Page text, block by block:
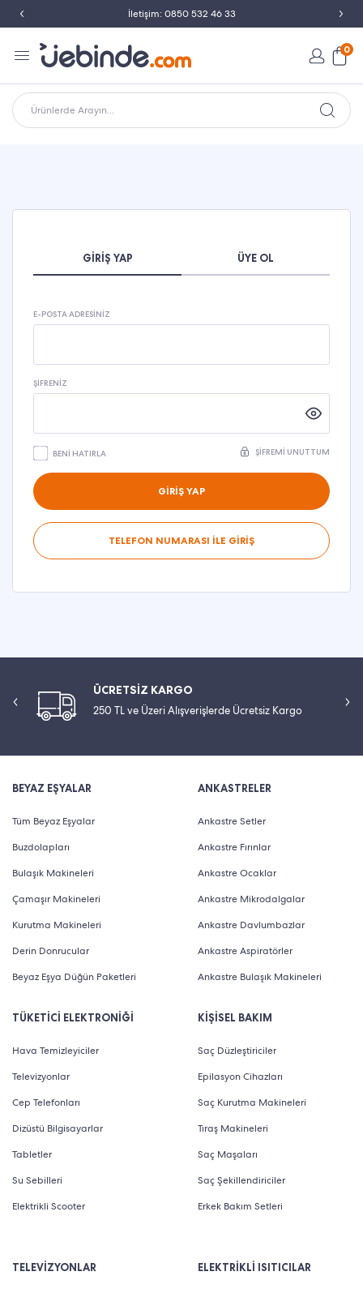
İletişim: 0850 532 46 33
0
Ürünlerde Arayın...
GIRIŞ YAP ÜYE OL
E-POSTA ADRESINIZ
ŞIFRENIZ
BENI HATIRLA ŞIFREMI UNUTTUM
GİRİŞ YAP
TELEFON NUMARASI İLE GİRİŞ
ÜCRETSİZ KARGO
250 TL ve Üzeri Alışverişlerde Ücretsiz Kargo
BEYAZ EŞYALAR
Tüm Beyaz Eşyalar
Buzdolapları
Bulaşık Makineleri
Çamaşır Makineleri
Kurutma Makineleri
Derin Donrucular
Beyaz Eşya Düğün Paketleri
TÜKETİCİ ELEKTRONİĞİ
Hava Temizleyiciler
Televizyonlar
Cep Telefonları
Dizüstü Bilgisayarlar
Tabletler
Su Sebilleri
Elektrikli Scooter
ANKASTRELER
Ankastre Setler
Ankastre Fırınlar
Ankastre Ocaklar
Ankastre Mikrodalgalar
Ankastre Davlumbazlar
Ankastre Aspiratörler
Ankastre Bulaşık Makineleri
KİŞİSEL BAKIM
Saç Düzleştiriciler
Epilasyon Cihazları
Saç Kurutma Makineleri
Tıraş Makineleri
Saç Maşaları
Saç Şekillendiriciler
Erkek Bakım Setleri
TELEVİZYONLAR ELEKTRİKLİ ISITICILAR